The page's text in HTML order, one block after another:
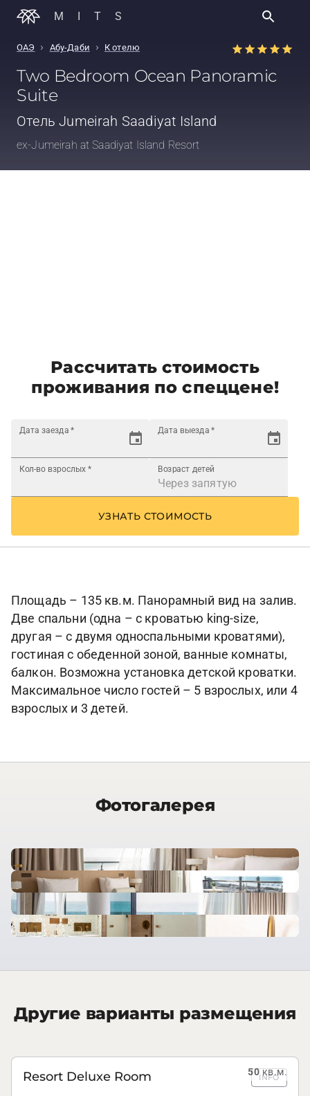
MITS
ОАЭ › Абу-Даби › К отелю
Two Bedroom Ocean Panoramic
Suite
ОтельJumeirah Saadiyat Island
ex-Jumeirah at Saadiyat Island Resort
Рассчитать стоимость
проживания по спеццене!
Дата заезда * Дата выезда *
Кол-во взрослых * Возраст детей
УЗНАТЬ СТОИМОСТЬ
Площадь – 135 кв.м. Панорамный вид на залив.
Две спальни (одна – с кроватью king-size,
другая – с двумя односпальными кроватями),
гостиная с обеденной зоной, ванные комнаты,
балкон. Возможна установка детской кроватки.
Максимальное число гостей – 5 взрослых, или 4
взрослых и 3 детей.
Фотогалерея
Другие варианты размещения
50кв.м.
Resort Deluxe Room INFO